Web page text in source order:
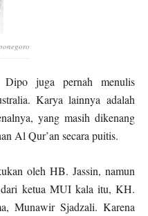
juga pernah menulis
Karya lainnya adalah
yang masih dikenang
Al Qur’an secara puitis.
oleh HB. Jassin, namun
dari ketua MUI kala itu, KH.
Munawir Sjadzali. Karena